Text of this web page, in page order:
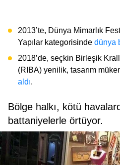
2013’te, Dünya Mimarlık
Yapılar kategorisinde dünya
2018’de, seçkin Birleşik
(RIBA) yenilik, tasarım
aldı.
Bölge halkı, kötü
battaniyelerle örtüyor.